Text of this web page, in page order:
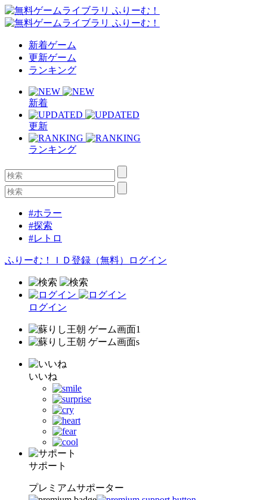
新着ゲーム
更新ゲーム
ランキング
新着
更新
ランキング
#ホラー
#探索
#レトロ
ふりーむ！ＩＤ登録（無料） ログイン
ログイン
いいね
サポート
プレミアムサポーター